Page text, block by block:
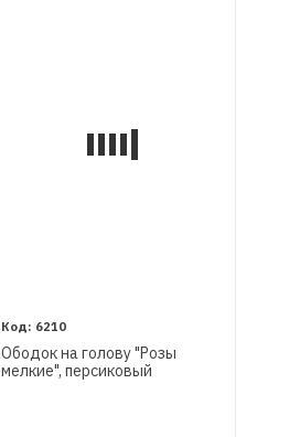
6210
Ободок на голову "Розы
мелкие", персиковый